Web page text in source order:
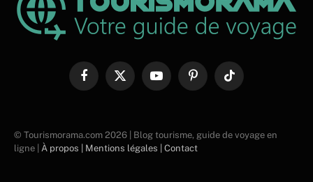
FacebookX
YouTubePinterestTikTok
© Tourismorama.com 2026 | Blog tourisme, guide de voyage en
ligne | À propos | Mentions légales | Contact